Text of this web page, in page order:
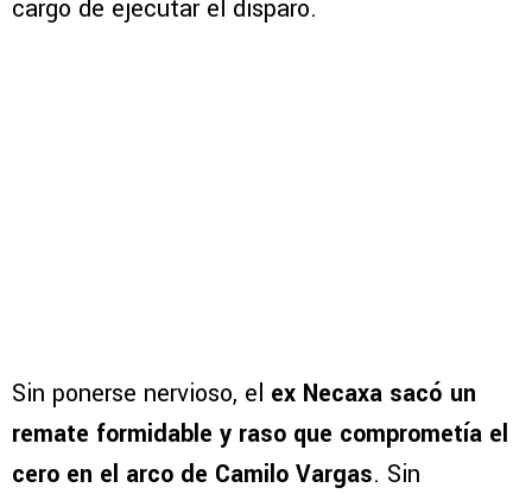
cargo de ejecutar el disparo.
Sin ponerse nervioso, el ex Necaxa sacó un
remate formidable y raso que comprometía el
cero en el arco de Camilo Vargas. Sin